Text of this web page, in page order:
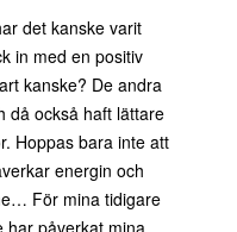
det kanske varit
in med en positiv
kanske? De andra
då också haft lättare
Hoppas bara inte att
energin och
För mina tidigare